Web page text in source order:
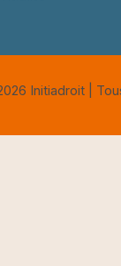
Initiadroit |